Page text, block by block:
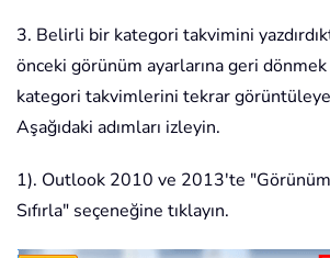
3. Belirli bir kategori takvimini
önceki görünüm ayarlarına geri
kategori takvimlerini tekrar
Aşağıdaki adımları izleyin.
1). Outlook 2010 ve 2013'te
Sıfırla" seçeneğine tıklayın.